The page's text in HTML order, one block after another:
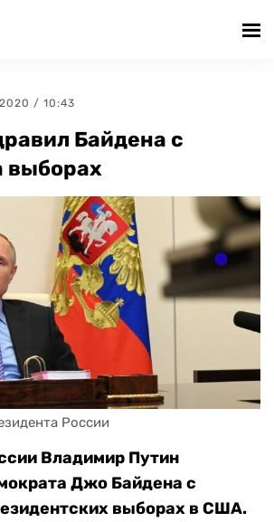
/ 10:43
Байдена с
выборах
России
Владимир Путин
Джо Байдена с
выборах в США.